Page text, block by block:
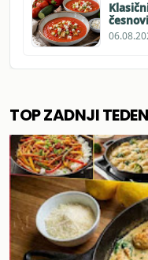
TOP ZADNJI TEDEN